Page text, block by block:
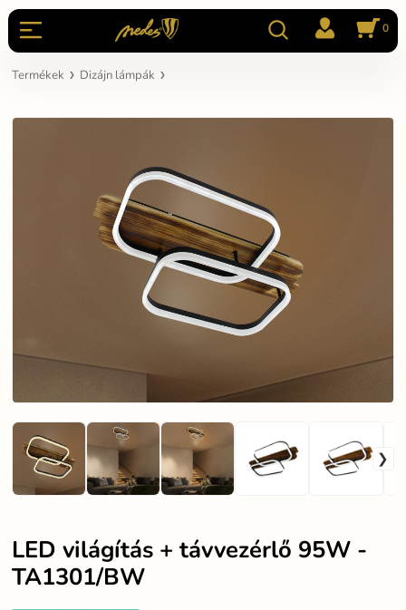
0
Termékek Dizájn lámpák
LED világítás + távvezérlő 95W -
TA1301/BW